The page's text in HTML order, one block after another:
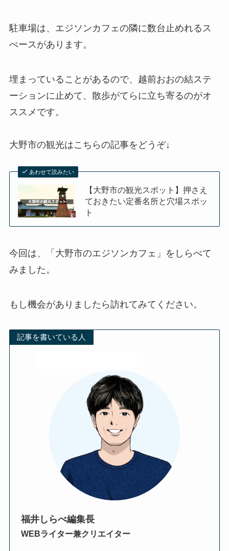
駐車場は、エジソンカフェの隣に数台止めれるス
ぺースがあります。
埋まっていることがあるので、越前おおの結ステ
ーションに止めて、散歩がてらに立ち寄るのがオ
ススメです。
大野市の観光はこちらの記事をどうぞ↓
あわせて読みたい
【大野市の観光スポット】押さえ
ておきたい定番名所と穴場スポッ
ト
今回は、「大野市のエジソンカフェ」をしらべて
みました。
もし機会がありましたら訪れてみてください。
記事を書いている人
福井しらべ編集長
WEBライター兼クリエイター